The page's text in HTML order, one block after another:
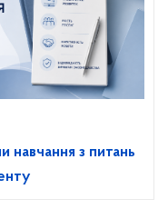
з питань